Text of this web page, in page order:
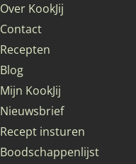
Over KookJij
Contact
Recepten
Blog
Mijn KookJij
Nieuwsbrief
Recept insturen
Boodschappenlijst